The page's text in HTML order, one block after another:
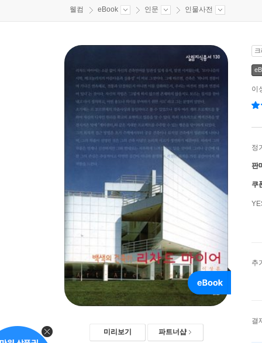
웰컴 eBook 인문 인물사전
미리보기 파트너샵
이
정
판
쿠
추
결